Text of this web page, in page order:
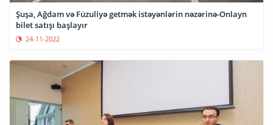
Şuşa, Ağdam və Füzuliyə getmək istəyənlərin nəzərinə-Onlayn
bilet satışı başlayır
24-11-2022